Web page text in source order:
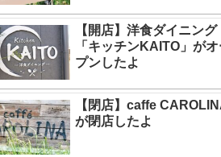
【開店】洋食ダイニング
「キッチンKAITO」が
プンしたよ
【閉店】caffe
が閉店したよ